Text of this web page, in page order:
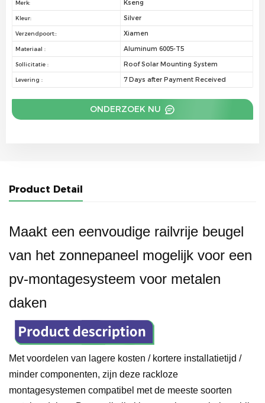
Merk: Kseng
Kleur: Silver
Verzendpoort:: Xiamen
Materiaal : Aluminum 6005-T5
Sollicitatie : Roof Solar Mounting System
Levering : 7 Days after Payment Received
ONDERZOEK NU
Product Detail
Maakt een eenvoudige railvrije beugel
van het zonnepaneel mogelijk voor een
pv-montagesysteem voor metalen
daken
Met voordelen van lagere kosten / kortere installatietijd /
minder componenten, zijn deze rackloze
montagesystemen compatibel met de meeste soorten